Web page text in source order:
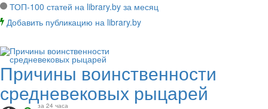
ТОП-100 статей на library.by за месяц
Добавить публикацию на library.by
Причины воинственности
средневековых рыцарей
за 24 часа